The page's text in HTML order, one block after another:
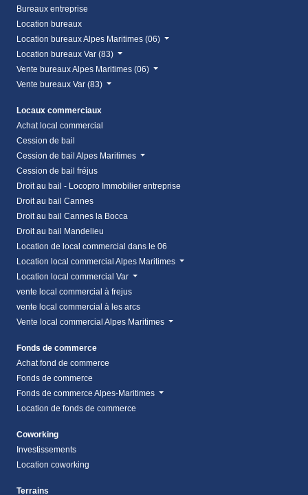
Bureaux entreprise
Location bureaux
Location bureaux Alpes Maritimes (06)
Location bureaux Var (83)
Vente bureaux Alpes Maritimes (06)
Vente bureaux Var (83)
Locaux commerciaux
Achat local commercial
Cession de bail
Cession de bail Alpes Maritimes
Cession de bail fréjus
Droit au bail - Locopro Immobilier entreprise
Droit au bail Cannes
Droit au bail Cannes la Bocca
Droit au bail Mandelieu
Location de local commercial dans le 06
Location local commercial Alpes Maritimes
Location local commercial Var
vente local commercial à frejus
vente local commercial à les arcs
Vente local commercial Alpes Maritimes
Fonds de commerce
Achat fond de commerce
Fonds de commerce
Fonds de commerce Alpes-Maritimes
Location de fonds de commerce
Coworking
Investissements
Location coworking
Terrains